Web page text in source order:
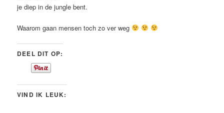
je diep in de jungle bent.
Waarom gaan mensen toch zo ver weg
DEEL DIT OP:
VIND IK LEUK: